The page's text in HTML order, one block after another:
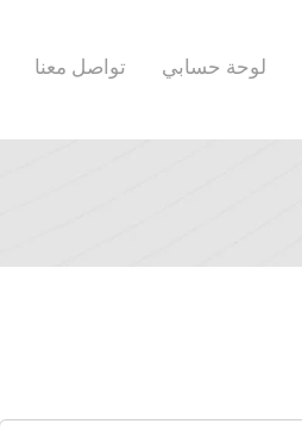
لوحة حسابي تواصل معنا